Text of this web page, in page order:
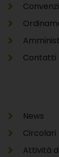
Contatti
News
Circolari
Attività